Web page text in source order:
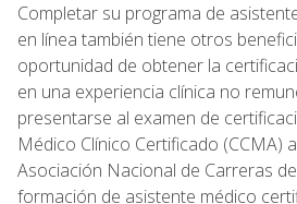
Completar su programa de
en línea también tiene otros
oportunidad de obtener la
en una experiencia clínica no
presentarse al examen de
Médico Clínico Certificado (CCMA)
Asociación Nacional de Carreras
formación de asistente médico